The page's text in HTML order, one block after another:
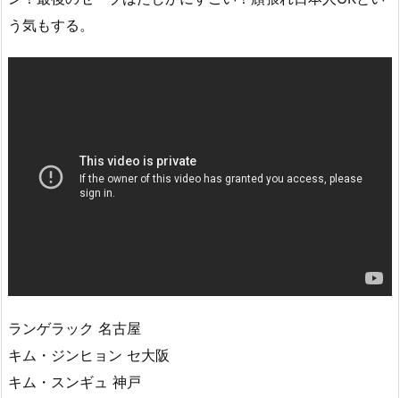
う気もする。
ランゲラック 名古屋
キム・ジンヒョン セ大阪
キム・スンギュ 神戸